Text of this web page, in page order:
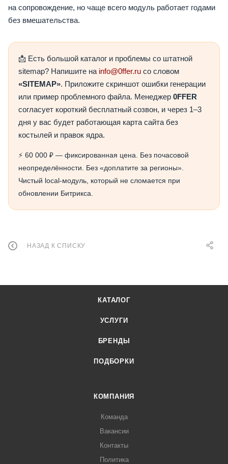
на сопровождение, но чаще всего модуль работает годами
без вмешательства.
📩 Есть большой каталог и проблемы со штатной
sitemap? Напишите на info@0ffer.ruсо словом
«SITEMAP». Приложите скриншот ошибки генерации
или пример проблемного файла. Менеджер 0FFER
согласует короткий бесплатный созвон, и через 1–3
дня у вас будет работающая карта сайта без
костылей и правок ядра.
⚡ 60 000 ₽ — фиксированная цена. Без почасовой
неопределённости. Без «доплатите за регионы».
Чистый local-модуль, который не сломается при
обновлении Битрикса.
НАЗАД К СПИСКУ
КАТАЛОГ
УСЛУГИ
БРЕНДЫ
ПОДБОРКИ
КОМПАНИЯ
Команда
Вакансии
Контакты
Политика